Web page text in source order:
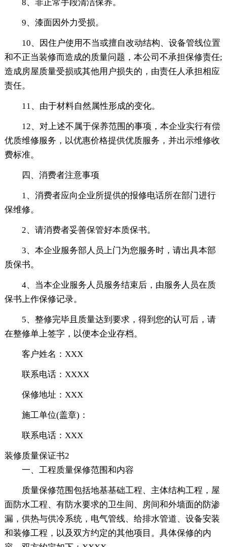
8、非正常手段清洁保养。
9、漆面因外力受损。
10、因住户使用不当或擅自改动结构、设备管线位置
和不正当装修而造成的质量问题，本公司不承担保修责任;
造成房屋质量受损或其他用户损失的，由责任人承担相应
责任。
11、由于材料自然属性形成的变化。
12、对上述不属于保养范围的事项，本企业实行有偿
优质维修服务，以优惠价格提供优质服务，并出示维修收
费标准。
四、消费者注意事项
1、消费者应向企业所提供的报修电话所在部门进行
保维修。
2、请消费者妥善保管好本质保书。
3、本企业服务部人员上门为您服务时，请出具本部
质保书。
4、当本企业服务人员服务结束后，由服务人员在质
保书上作保修记录。
5、整修完毕且质量达到要求，得到您的认可后，请
在整修单上签字，以便本企业存档。
客户姓名：XXX
联系电话：XXXX
保修地址：XXX
施工单位(盖章)：
联系电话：XXX
装修质量保证书2
一、工程质量保修范围和内容
质量保修范围包括地基基础工程、主体结构工程，屋
面防水工程、有防水要求的卫生间、房间和外墙面的防渗
漏，供热与供冷系统，电气管线、给排水管道、设备安装
和装修工程，以及双方约定的其他项目。具体保修的内